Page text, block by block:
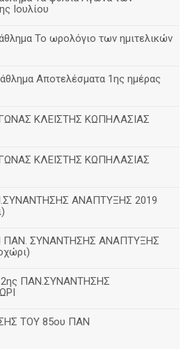
Ιουλίου
Το ωρολόγιο των ημιτελικών
Αποτελέσματα 1ης ημέρας
ΚΛΕΙΣΤΗΣ ΚΩΠΗΛΑΣΙΑΣ
ΚΛΕΙΣΤΗΣ ΚΩΠΗΛΑΣΙΑΣ
ΑΝΑΠΤΥΞΗΣ 2019
ΠΑΝ. ΣΥΝΑΝΤΗΣΗΣ ΑΝΑΠΤΥΞΗΣ
ΠΑΝ.ΣΥΝΑΝΤΗΣΗΣ
ΤΟΥ 85ου ΠΑΝ